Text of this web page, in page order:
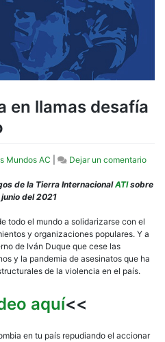
en llamas desafía
Mundos AC Dejar un comentarioen
el
de la Tierra InternacionalATIsobre
del 2021
todo el mundo a solidarizarse con el
y organizaciones populares. Y a
de Iván Duque que cese las
y la pandemia de asesinatos que ha
de la violencia en el país.
aquí<<
en tu país repudiando el accionar